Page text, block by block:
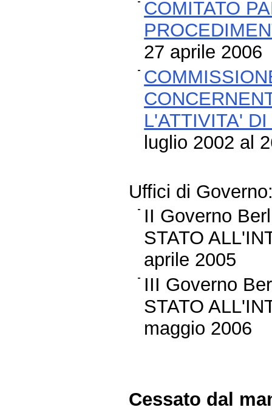
COMITATO
27 aprile 2006
L'ATTIVITA'
luglio 2002 al
Uffici di
II Governo
STATO
aprile 2005
III Governo
STATO
maggio 2006
Cessato dal